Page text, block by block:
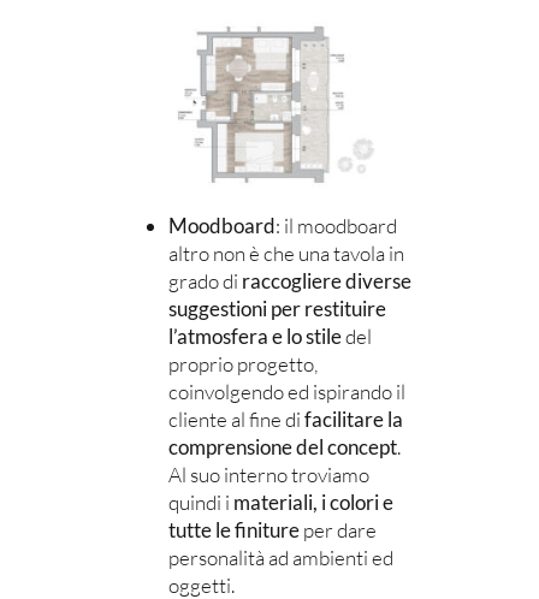
Moodboard: il moodboard
altro non è che una tavola in
grado di raccogliere diverse
suggestioni per restituire
l’atmosfera e lo stiledel
proprio progetto,
coinvolgendo ed ispirando il
cliente al fine difacilitare la
comprensione del concept.
Al suo interno troviamo
quindi i materiali, i colori e
tutte le finitureper dare
personalità ad ambienti ed
oggetti.